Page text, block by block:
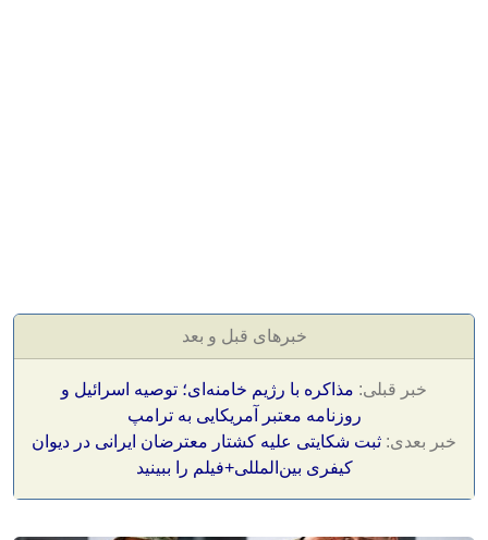
خبرهای قبل و بعد
خبر قبلی: مذاکره با رژیم خامنه‌ای؛ توصیه اسرائیل و
روزنامه معتبر آمریکایی به ترامپ
خبر بعدی: ثبت شکایتی علیه کشتار معترضان ایرانی در دیوان
کیفری بین‌المللی+فیلم را ببینید